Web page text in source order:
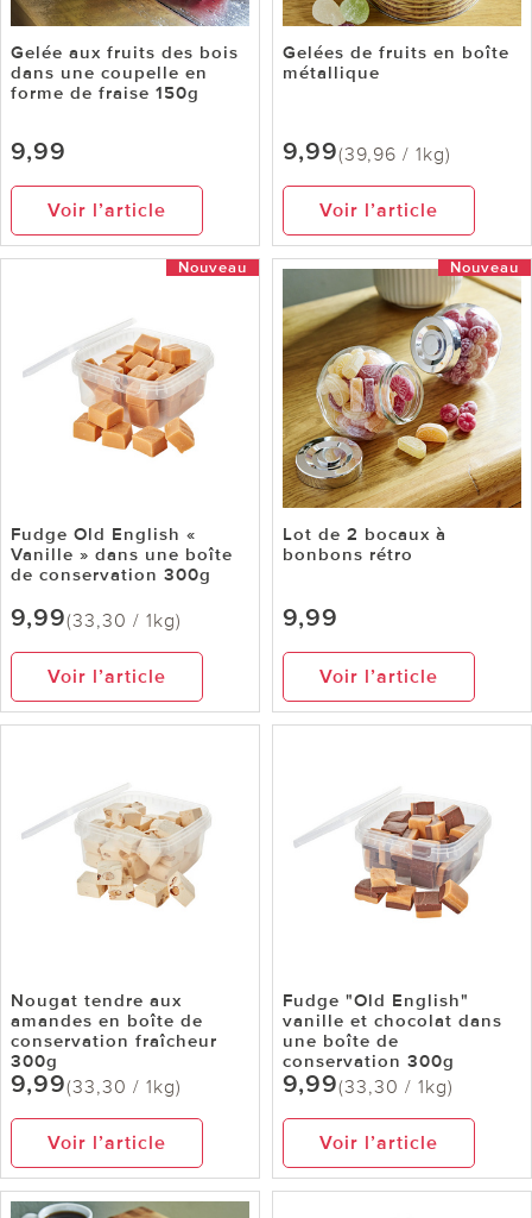
Gelée aux fruits des bois
dans une coupelle en
forme de fraise 150g
9,99
Voir l’article
Gelées de fruits en boîte
métallique
9,99(39,96 / 1kg)
Voir l’article
Nouveau
Fudge Old English «
Vanille » dans une boîte
de conservation 300g
9,99(33,30 / 1kg)
Voir l’article
Nouveau
Lot de 2 bocaux à
bonbons rétro
9,99
Voir l’article
Nougat tendre aux
amandes en boîte de
conservation fraîcheur
300g
9,99(33,30 / 1kg)
Voir l’article
Fudge "Old English"
vanille et chocolat dans
une boîte de
conservation 300g
9,99(33,30 / 1kg)
Voir l’article